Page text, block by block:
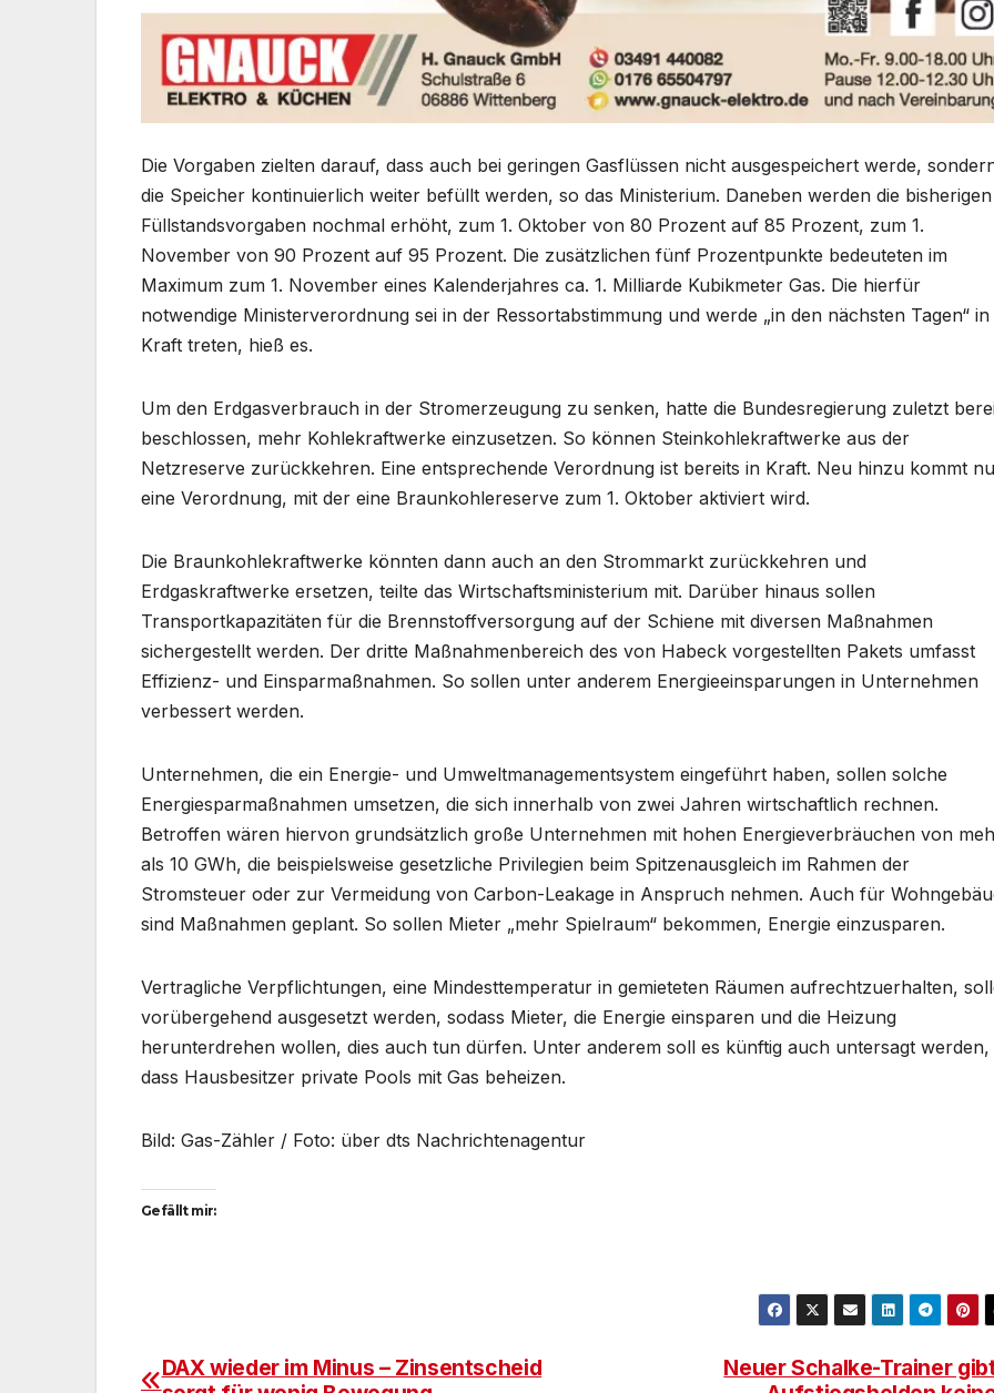
Die Vorgaben zielten darauf, dass auch bei geringen Gasflüssen nicht ausgespeichert werde,
die Speicher kontinuierlich weiter befüllt werden, so das Ministerium. Daneben werden die bisherigen
Füllstandsvorgaben nochmal erhöht, zum 1. Oktober von 80 Prozent auf 85 Prozent, zum 1.
November von 90 Prozent auf 95 Prozent. Die zusätzlichen fünf Prozentpunkte bedeuteten im
Maximum zum 1. November eines Kalenderjahres ca. 1. Milliarde Kubikmeter Gas. Die hierfür
notwendige Ministerverordnung sei in der Ressortabstimmung und werde „in den nächsten Tagen“ in
Kraft treten, hieß es.
Um den Erdgasverbrauch in der Stromerzeugung zu senken, hatte die Bundesregierung zuletzt
beschlossen, mehr Kohlekraftwerke einzusetzen. So können Steinkohlekraftwerke aus der
Netzreserve zurückkehren. Eine entsprechende Verordnung ist bereits in Kraft. Neu hinzu kommt
eine Verordnung, mit der eine Braunkohlereserve zum 1. Oktober aktiviert wird.
Die Braunkohlekraftwerke könnten dann auch an den Strommarkt zurückkehren und
Erdgaskraftwerke ersetzen, teilte das Wirtschaftsministerium mit. Darüber hinaus sollen
Transportkapazitäten für die Brennstoffversorgung auf der Schiene mit diversen Maßnahmen
sichergestellt werden. Der dritte Maßnahmenbereich des von Habeck vorgestellten Pakets umfasst
Effizienz- und Einsparmaßnahmen. So sollen unter anderem Energieeinsparungen in Unternehmen
verbessert werden.
Unternehmen, die ein Energie- und Umweltmanagementsystem eingeführt haben, sollen solche
Energiesparmaßnahmen umsetzen, die sich innerhalb von zwei Jahren wirtschaftlich rechnen.
Betroffen wären hiervon grundsätzlich große Unternehmen mit hohen Energieverbräuchen von
als 10 GWh, die beispielsweise gesetzliche Privilegien beim Spitzenausgleich im Rahmen der
Stromsteuer oder zur Vermeidung von Carbon-Leakage in Anspruch nehmen. Auch für
sind Maßnahmen geplant. So sollen Mieter „mehr Spielraum“ bekommen, Energie einzusparen.
Vertragliche Verpflichtungen, eine Mindesttemperatur in gemieteten Räumen aufrechtzuerhalten,
vorübergehend ausgesetzt werden, sodass Mieter, die Energie einsparen und die Heizung
herunterdrehen wollen, dies auch tun dürfen. Unter anderem soll es künftig auch untersagt werden,
dass Hausbesitzer private Pools mit Gas beheizen.
Bild: Gas-Zähler / Foto: über dts Nachrichtenagentur
Gefällt mir:
Beitragsnavigation
Neuer Schalke-Trainer
DAX wieder im Minus – Zinsentscheid